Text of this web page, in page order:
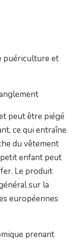
puériculture et
peut être piégé
ce qui entraîne
du vêtement
enfant peut
Le produit
sur la
européennes
prenant